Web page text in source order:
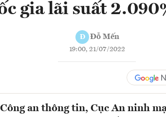
gia lãi suất
Đ Đỗ Mến
19:00, 21/07/2022
an thông tin, Cục An ninh